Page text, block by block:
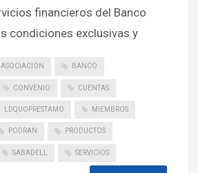
financieros del Banco
condiciones exclusivas y
ASOCIACION BANCO
CONVENIO CUENTAS
LDQUOPRESTAMO MIEMBROS
PODRAN PRODUCTOS
SABADELL SERVICIOS